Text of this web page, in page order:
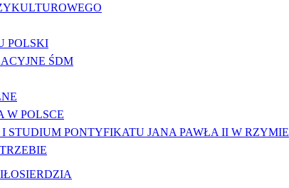
POLSKI
ŚDM
W POLSCE
STUDIUM PONTYFIKATU JANA PAWŁA II W RZYMIE